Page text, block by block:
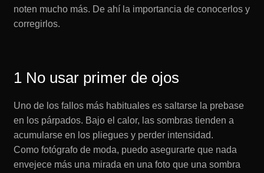
noten mucho más. De ahí la importancia de conocerlos y
corregirlos.
1 No usar primer de ojos
Uno de los fallos más habituales es saltarse la prebase
en los párpados. Bajo el calor, las sombras tienden a
acumularse en los pliegues y perder intensidad.
Como fotógrafo de moda, puedo asegurarte que nada
envejece más una mirada en una foto que una sombra